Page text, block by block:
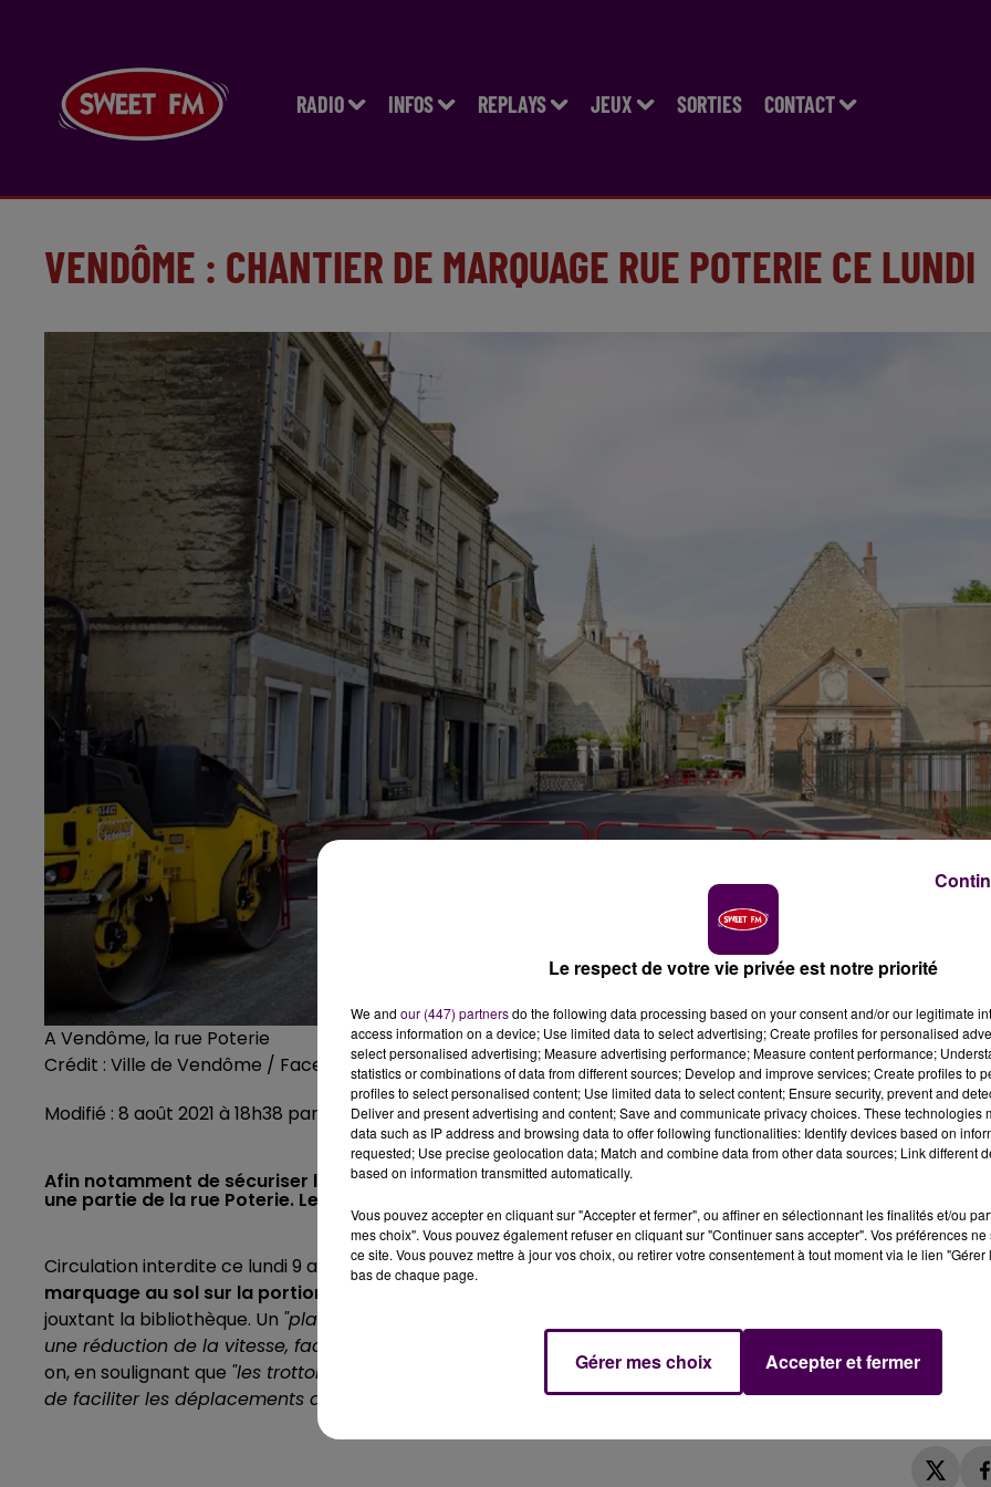
RADIO INFOS REPLAYS JEUX SORTIES CONTACT
VENDÔME : CHANTIER DE MARQUAGE RUE POTERIE CE LUNDI
A Vendôme, la rue Poterie
Crédit : Ville de Vendôme / Facebook
Modifié : 8 août 2021 à 18h38 par La rédaction
Afin notamment de sécuriser les abords de l'école de La Cormegeaie, la ville de Vendôme a réaménagé
une partie de la rue Poterie. Le marquage au sol doit y être réalisé ce lundi 9 août.
Circulation interdite ce lundi 9 août dans une partie de la rue Poterie, à Vendôme : la municipalité fait réaliser
marquage au sol sur la portion de cet axe récemment refaite
jouxtant la bibliothèque. Un "plateau surélevé"
une réduction de la vitesse, facilitant donc la traversée piétonne vers l’école de La Cormegeaie"
on, en soulignant que "les trottoirs de part et d’autre de l'aménagement ont également été requalifiés afin
de faciliter les déplacements des personnes à mobilité réduite".
Le respect de votre vie privée est notre priorité
We and our (447) partnersdo the following data processing based on your consent and/or our legitimate
access information on a device; Use limited data to select advertising; Create profiles for personalised
select personalised advertising; Measure advertising performance; Measure content performance;
statistics or combinations of data from different sources; Develop and improve services; Create profiles to
profiles to select personalised content; Use limited data to select content; Ensure security, prevent and
Deliver and present advertising and content; Save and communicate privacy choices. These technologies
data such as IP address and browsing data to offer following functionalities: Identify devices based on
requested; Use precise geolocation data; Match and combine data from other data sources; Link different
based on information transmitted automatically.
Vous pouvez accepter en cliquant sur "Accepter et fermer", ou affiner en sélectionnant les finalités et/ou
mes choix". Vous pouvez également refuser en cliquant sur "Continuer sans accepter". Vos préférences
ce site. Vous pouvez mettre à jour vos choix, ou retirer votre consentement à tout moment via le lien
bas de chaque page.
Gérer mes choix Accepter et fermer